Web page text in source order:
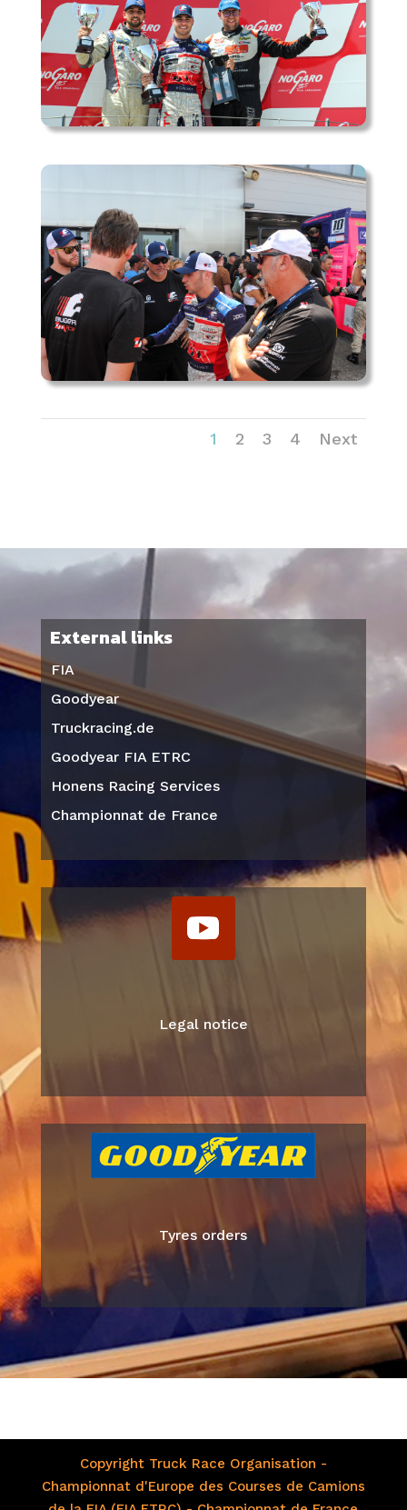
1 2 3 4 Next
External links
FIA
Goodyear
Truckracing.de
Goodyear FIA ETRC
Honens Racing Services
Championnat de France
Legal notice
Tyres orders
Copyright Truck Race Organisation -
Championnat d'Europe des Courses de Camions